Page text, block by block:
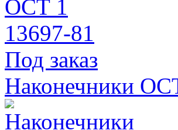
Под заказ
Наконечники